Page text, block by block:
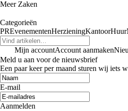
Meer Zaken
Categorieën
PREvenementenHerzieningKantoorHuur
Mijn accountAccount aanmaken
Meld u aan voor de nieuwsbrief
Een paar keer per maand sturen wij iets
E-mail
Aanmelden